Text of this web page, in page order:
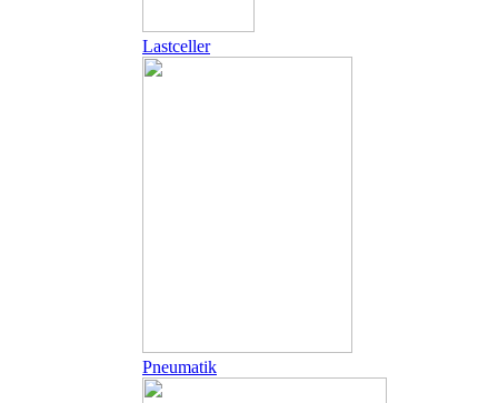
Lastceller
Pneumatik